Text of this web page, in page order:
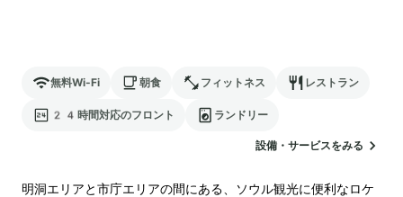
無料Wi-Fi 朝食 フィットネス レストラン
24時間対応のフロント ランドリー
設備・サービスをみる
明洞エリアと市庁エリアの間にある、ソウル観光に便利なロケ